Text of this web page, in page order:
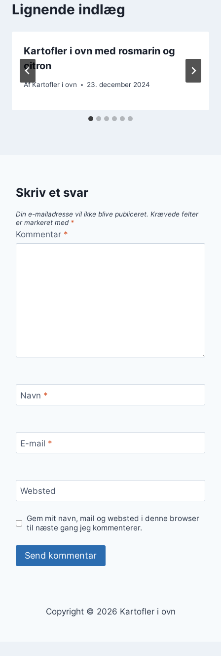
Lignende indlæg
Kartofler i ovn med rosmarin og
citron
AfKartofler i ovn 23. december 2024
Skriv et svar
Din e-mailadresse vil ikke blive publiceret. Krævede felter
er markeret med *
Kommentar *
Navn *
E-mail *
Websted
Gem mit navn, mail og websted i denne browser
til næste gang jeg kommenterer.
Copyright © 2026 Kartofler i ovn